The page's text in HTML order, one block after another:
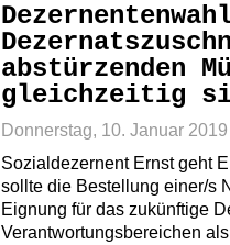
abstürzenden
gleichzeitig
Donnerstag, 10. Januar 2019
Sozialdezernent Ernst geht
sollte die Bestellung einer/s
Eignung für das zukünftige
Verantwortungsbereichen